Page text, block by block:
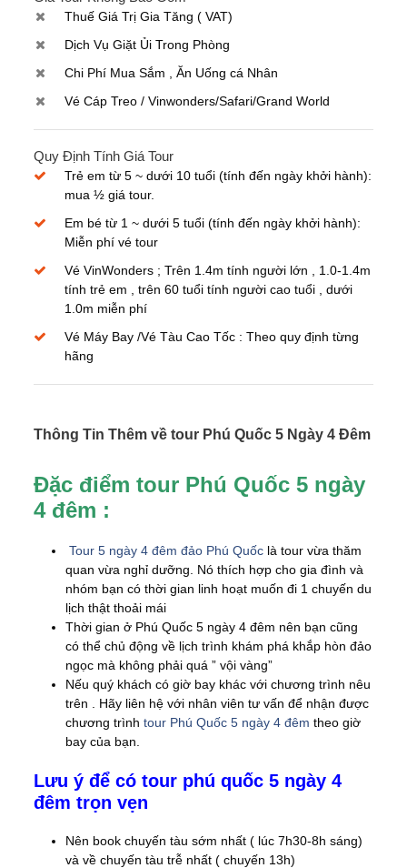
Thuế Giá Trị Gia Tăng ( VAT)
Dịch Vụ Giặt Ủi Trong Phòng
Chi Phí Mua Sắm , Ăn Uống cá Nhân
Vé Cáp Treo / Vinwonders/Safari/Grand World
Quy Định Tính Giá Tour
Trẻ em từ 5 ~ dưới 10 tuổi (tính đến ngày khởi hành):
mua ½ giá tour.
Em bé từ 1 ~ dưới 5 tuổi (tính đến ngày khởi hành):
Miễn phí vé tour
Vé VinWonders ; Trên 1.4m tính người lớn , 1.0-1.4m
tính trẻ em , trên 60 tuổi tính người cao tuổi , dưới
1.0m miễn phí
Vé Máy Bay /Vé Tàu Cao Tốc : Theo quy định từng
hãng
Thông Tin Thêm về tour Phú Quốc 5 Ngày 4 Đêm
Đặc điểm tour Phú Quốc 5 ngày
4 đêm :
Tour 5 ngày 4 đêm đảo Phú Quốc là tour vừa thăm
quan vừa nghỉ dưỡng. Nó thích hợp cho gia đình và
nhóm bạn có thời gian linh hoạt muốn đi 1 chuyến du
lịch thật thoải mái
Thời gian ở Phú Quốc 5 ngày 4 đêm nên bạn cũng
có thể chủ động về lịch trình khám phá khắp hòn đảo
ngọc mà không phải quá ” vội vàng”
Nếu quý khách có giờ bay khác với chương trình nêu
trên . Hãy liên hệ với nhân viên tư vấn để nhận được
chương trình tour Phú Quốc 5 ngày 4 đêm theo giờ
bay của bạn.
Lưu ý để có tour phú quốc 5 ngày 4
đêm trọn vẹn
Nên book chuyến tàu sớm nhất ( lúc 7h30-8h sáng)
và về chuyến tàu trễ nhất ( chuyến 13h)